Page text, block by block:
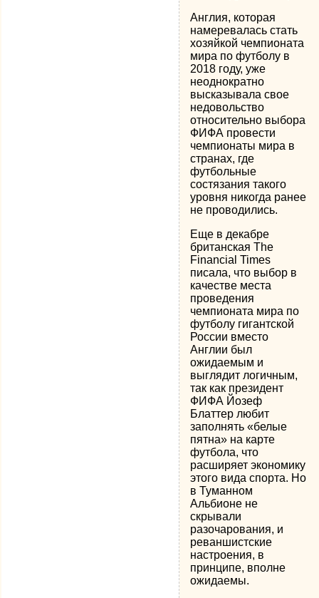
Англия, которая
намеревалась стать
хозяйкой чемпионата
мира по футболу в
2018 году, уже
неоднократно
высказывала свое
недовольство
относительно выбора
ФИФА провести
чемпионаты мира в
странах, где
футбольные
состязания такого
уровня никогда ранее
не проводились.
Еще в декабре
британская The
Financial Times
писала, что выбор в
качестве места
проведения
чемпионата мира по
футболу гигантской
России вместо
Англии был
ожидаемым и
выглядит логичным,
так как президент
ФИФА Йозеф
Блаттер любит
заполнять «белые
пятна» на карте
футбола, что
расширяет экономику
этого вида спорта. Но
в Туманном
Альбионе не
скрывали
разочарования, и
реваншистские
настроения, в
принципе, вполне
ожидаемы.